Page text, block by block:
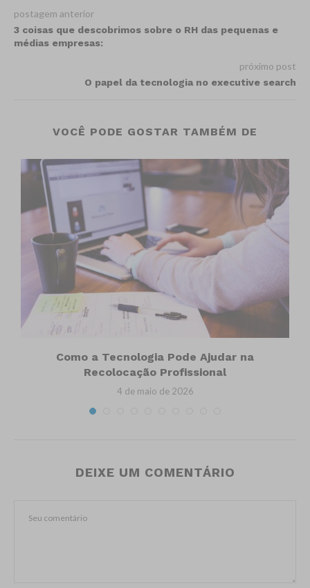
postagem anterior
3 coisas que descobrimos sobre o RH das pequenas e
médias empresas:
próximo post
O papel da tecnologia no executive search
VOCÊ PODE GOSTAR TAMBÉM DE
Como a Tecnologia Pode Ajudar na
Recolocação Profissional
4 de maio de 2026
DEIXE UM COMENTÁRIO